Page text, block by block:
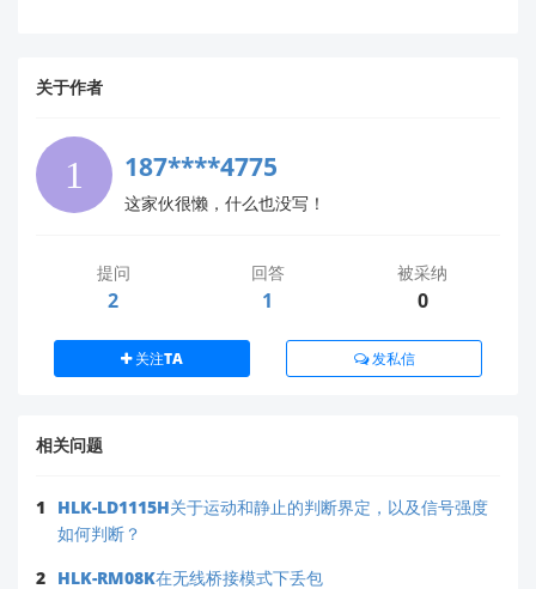
关于作者
187****4775
这家伙很懒，什么也没写！
提问
2
回答
1
被采纳
0
关注TA 发私信
相关问题
1
HLK-LD1115H关于运动和静止的判断界定，以及信号强度
如何判断？
2 HLK-RM08K在无线桥接模式下丢包